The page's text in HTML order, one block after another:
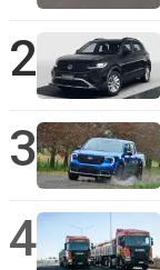
2
3
4